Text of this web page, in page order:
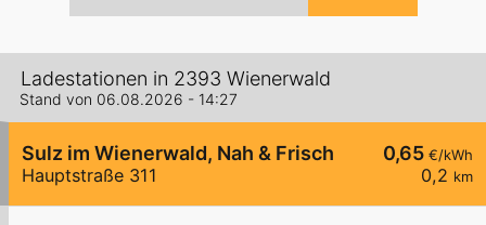
Ladestationen in 2393 Wienerwald
Stand von 06.08.2026 - 14:27
0,65 €/kWh
0,2 km
Sulz im Wienerwald, Nah & Frisch
Hauptstraße 311